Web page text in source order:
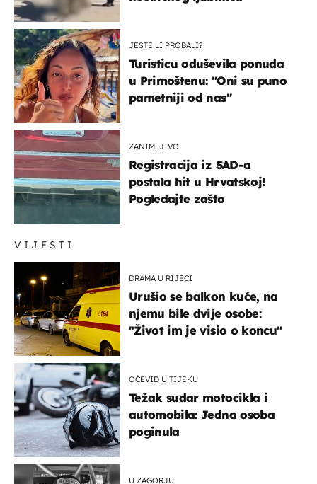
VIJESTI
DRAMA U RIJECI
Urušio se balkon kuće, na
njemu bile dvije osobe:
"Život im je visio o koncu"
OČEVID U TIJEKU
Težak sudar motocikla i
automobila: Jedna osoba
poginula
U ZAGORJU
JESTE LI PROBALI?
Turisticu oduševila ponuda
u Primoštenu: "Oni su puno
pametniji od nas"
ZANIMLJIVO
Registracija iz SAD-a
postala hit u Hrvatskoj!
Pogledajte zašto